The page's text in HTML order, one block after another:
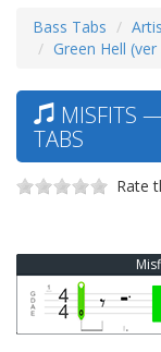
Bass Tabs
Green Hell
MISFITS
TABS
Rate